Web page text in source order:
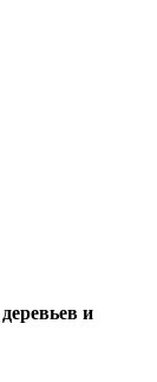
и